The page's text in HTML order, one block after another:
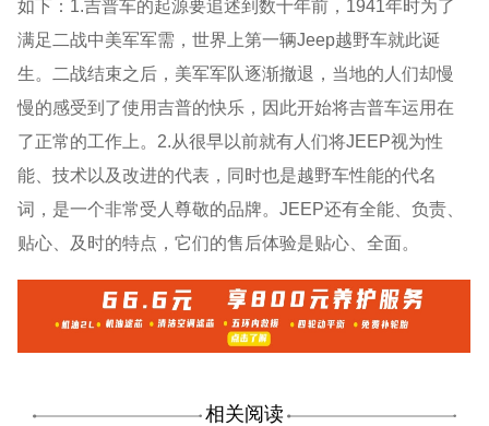
如下：1.吉普车的起源要追述到数十年前，1941年时为了
满足二战中美军军需，世界上第一辆Jeep越野车就此诞
生。二战结束之后，美军军队逐渐撤退，当地的人们却慢
慢的感受到了使用吉普的快乐，因此开始将吉普车运用在
了正常的工作上。2.从很早以前就有人们将JEEP视为性
能、技术以及改进的代表，同时也是越野车性能的代名
词，是一个非常受人尊敬的品牌。JEEP还有全能、负责、
贴心、及时的特点，它们的售后体验是贴心、全面。
相关阅读